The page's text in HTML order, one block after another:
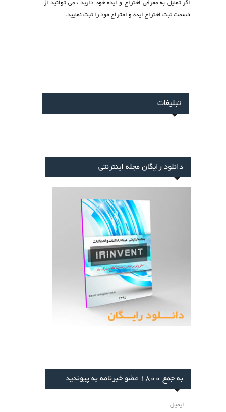
اگر تمایل به معرفی اختراع و ایده خود دارید ، می توانید از
قسمتثبت اختراع ایدهو اختراع خود را ثبت نمایید.
تبلیغات
به جمع 1800 عضو خبرنامه به پیوندید
ایمیل
دانلود رایگان مجله اینترنتی